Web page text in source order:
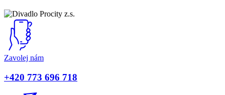
Zavolej nám
+420 773 696 718